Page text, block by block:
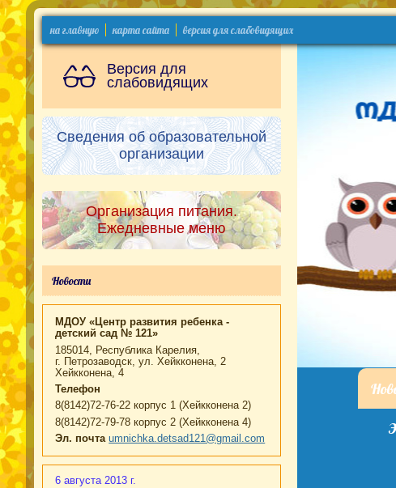
на главную карта сайта версия для слабовидящих
Версия для
слабовидящих
Сведения об образовательной
организации
Организация питания.
Ежедневные меню
Новости
МДОУ «Центр развития ребенка -
детский сад № 121»
185014, Республика Карелия,
г. Петрозаводск, ул. Хейкконена, 2
Хейкконена, 4
Телефон
8(8142)72-76-22 корпус 1 (Хейкконена 2)
8(8142)72-79-78 корпус 2 (Хейкконена 4)
Эл. почта umnichka.detsad121@gmail.com
6 августа 2013 г.